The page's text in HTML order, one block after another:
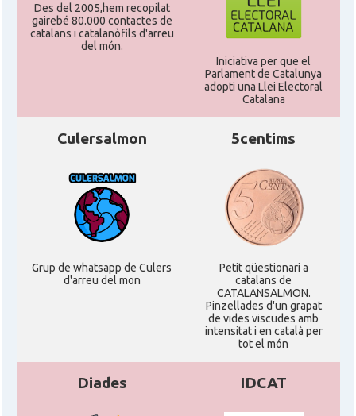
Des del 2005,hem recopilat
gairebé 80.000 contactes de
catalans i catalanòfils d'arreu
del món.
Iniciativa per que el
Parlament de Catalunya
adopti una Llei Electoral
Catalana
Culersalmon
Grup de whatsapp de Culers
d'arreu del mon
5centims
Petit qüestionari a
catalans de
CATALANSALMON.
Pinzellades d'un grapat
de vides viscudes amb
intensitat i en català per
tot el món
Diades IDCAT